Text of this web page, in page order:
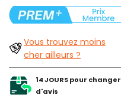
Vous trouvez moins
cher ailleurs ?
14 JOURS pour changer
d'avis